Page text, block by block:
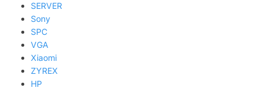
SERVER
Sony
SPC
VGA
Xiaomi
ZYREX
HP